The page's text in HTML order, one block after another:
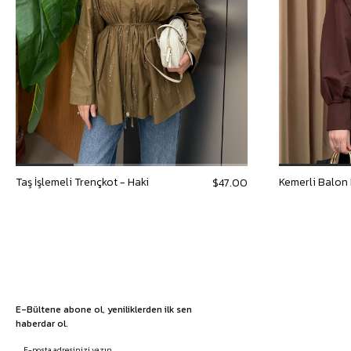
Taş İşlemeli Trençkot - Haki $47.00
Kemerli Balon
E-Bültene abone ol, yeniliklerden ilk sen
haberdar ol.